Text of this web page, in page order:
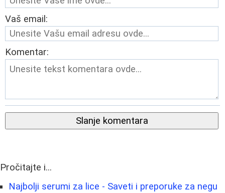
Vaš email:
Komentar:
Slanje komentara
Pročitajte i...
Najbolji serumi za lice - Saveti i preporuke za negu